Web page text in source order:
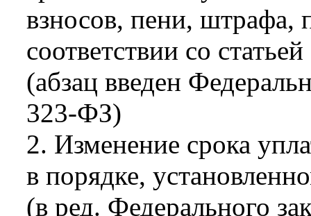
взносов, пени, штрафа,
соответствии со
(абзац введен
323-ФЗ)
2. Изменение срока
в порядке,
(в ред. Федерального